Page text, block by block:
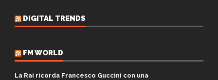
DIGITAL TRENDS
FM WORLD
La Rai ricorda Francesco Guccini con una